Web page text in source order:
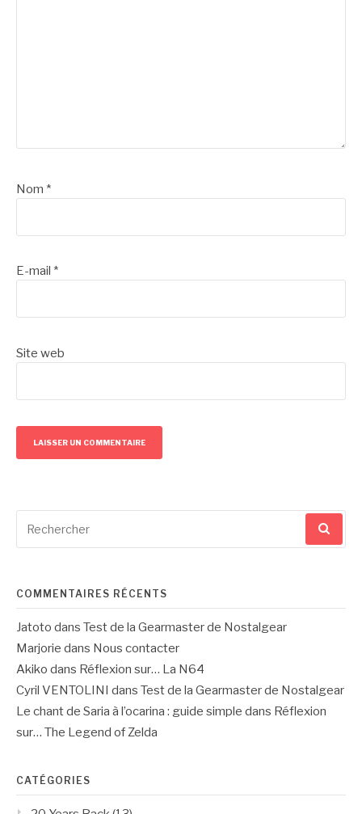
Nom *
E-mail *
Site web
pour
COMMENTAIRES RÉCENTS
Jatoto dans Test de la Gearmaster de Nostalgear
Marjorie dans Nous contacter
Akiko dans Réflexion sur… La N64
Cyril VENTOLINI dans Test de la Gearmaster de Nostalgear
Le chant de Saria à l’ocarina : guide simple dans Réflexion
sur… The Legend of Zelda
CATÉGORIES